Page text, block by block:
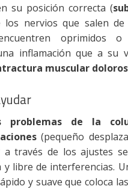
su posición correcta (
los nervios que salen
oprimidos o
inflamación que a su
muscular
problemas de la
(pequeño
a través de los ajustes
y libre de interferencias.
y suave que coloca